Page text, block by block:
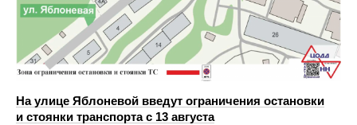
На улице Яблоневой введут ограничения остановки
и стоянки транспорта с 13 августа